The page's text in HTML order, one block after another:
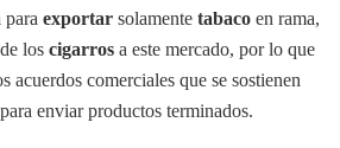
para exportar solamente tabaco en rama,
los cigarros a este mercado, por lo que
acuerdos comerciales que se sostienen
enviar productos terminados.